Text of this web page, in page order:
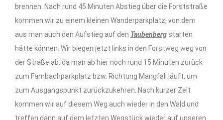
brennen. Nach rund 45 Minuten Abstieg über die Forststraße
kommen wir zu einem kleinen Wanderparkplatz, von dem
aus man auch den Aufstieg auf den Taubenberg starten
hätte können. Wir biegen jetzt links in den Forstweg weg von
der Straße ab, da man ab hier noch rund 15 Minuten zurück
zum Farnbachparkplatz bzw. Richtung Mangfall läuft, um
zum Ausgangspunkt zurückzukehren. Nach kurzer Zeit
kommen wir auf diesem Weg auch wieder in den Wald und
treffen dann auf dem letzten Wegstück wieder auf unseren